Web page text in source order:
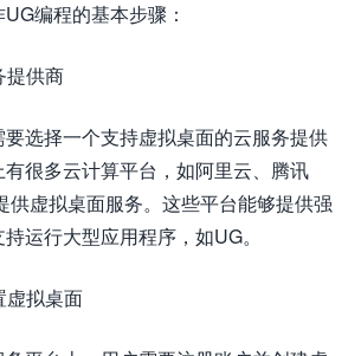
编程的基本步骤：
提供商
选择一个支持虚拟桌面的云服务提供
很多云计算平台，如阿里云、腾讯
供虚拟桌面服务。这些平台能够提供强
运行大型应用程序，如UG。
虚拟桌面